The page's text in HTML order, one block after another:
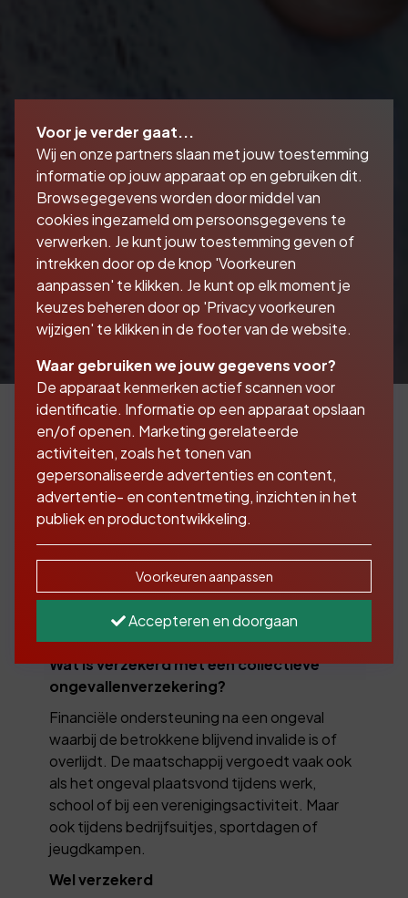
Waar heeft u de
ongevallenverzekering
voor nodig?
Het aanbieden van een collectieve
ongevallenverzekering voor uw werknemers
getuigt van goed werkgeverschap.
Wat is verzekerd met een collectieve
ongevallen­verzekering?
Financiële ondersteuning na een ongeval
waarbij de betrokkene blijvend invalide is of
overlijdt. De maatschappij vergoedt vaak ook
als het ongeval plaatsvond tijdens werk,
school of bij een verenigingsactiviteit. Maar
ook tijdens bedrijfsuitjes, sportdagen of
jeugdkampen.
Wel verzekerd
Voor je verder gaat...
Wij en onze partners slaan met jouw toestemming
informatie op jouw apparaat op en gebruiken dit.
Browsegegevens worden door middel van
cookies ingezameld om persoonsgegevens te
verwerken. Je kunt jouw toestemming geven of
intrekken door op de knop 'Voorkeuren
aanpassen' te klikken. Je kunt op elk moment je
keuzes beheren door op 'Privacy voorkeuren
wijzigen' te klikken in de footer van de website.
Waar gebruiken we jouw gegevens voor?
De apparaat kenmerken actief scannen voor
identificatie. Informatie op een apparaat opslaan
en/of openen. Marketing gerelateerde
activiteiten, zoals het tonen van
gepersonaliseerde advertenties en content,
advertentie- en contentmeting, inzichten in het
publiek en productontwikkeling.
Voorkeuren aanpassen
Accepteren en doorgaan